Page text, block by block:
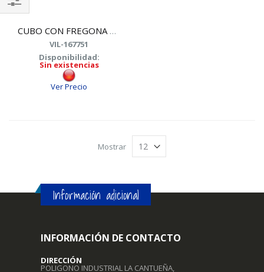
CUBO CON FREGONA GIRATORIA VILEDA 167751 TURBO 3n1
VIL-167751
Disponibilidad:
Sin existencias
Ver Precio
Mostrar
Shop
By
Información adicional
INFORMACIÓN DE CONTACTO
DIRECCIÓN
POLIGONO INDUSTRIAL LA CANTUEÑA,